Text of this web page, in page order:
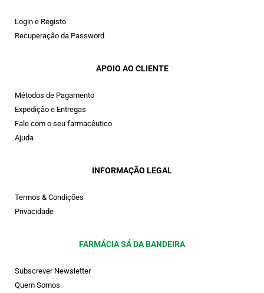
Login e Registo
Recuperação da Password
APOIO AO CLIENTE
Métodos de Pagamento
Expedição e Entregas
Fale com o seu farmacêutico
Ajuda
INFORMAÇÃO LEGAL
Termos & Condições
Privacidade
FARMÁCIA SÁ DA BANDEIRA
Subscrever Newsletter
Quem Somos